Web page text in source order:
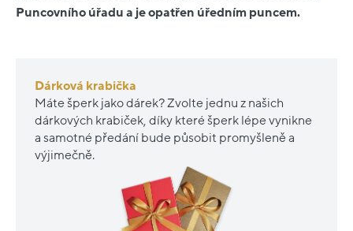
Puncovního úřadu a je opatřen úředním puncem.
Dárková krabička
Máte šperk jako dárek? Zvolte jednu z našich
dárkových krabiček, díky které šperk lépe vynikne
a samotné předání bude působit promyšleně a
výjimečně.